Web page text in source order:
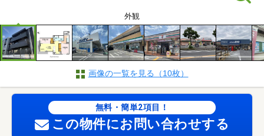
外観
画像の一覧を見る（10枚）
無料・簡単2項目！
この物件にお問い合わせする